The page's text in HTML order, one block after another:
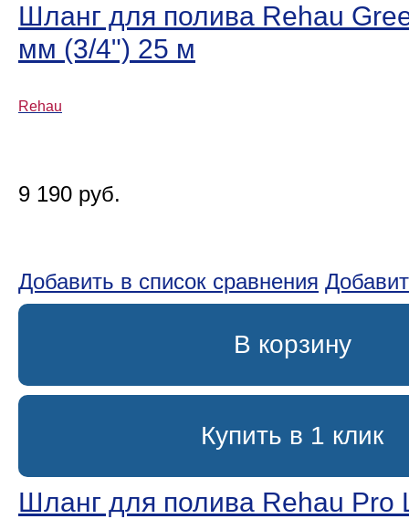
Шланг для полива Rehau
мм (3/4ʺ) 25 м
Rehau
9 190 руб.
Добавить в список сравнения
В корзину
Купить в 1 клик
Шланг для полива Rehau Pro